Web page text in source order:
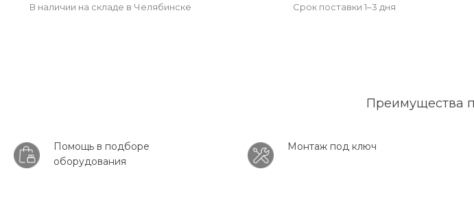
В наличии на складе в Челябинске Срок поставки 1–3 дня
Преимущества
Помощь в подборе
оборудования
Монтаж под ключ